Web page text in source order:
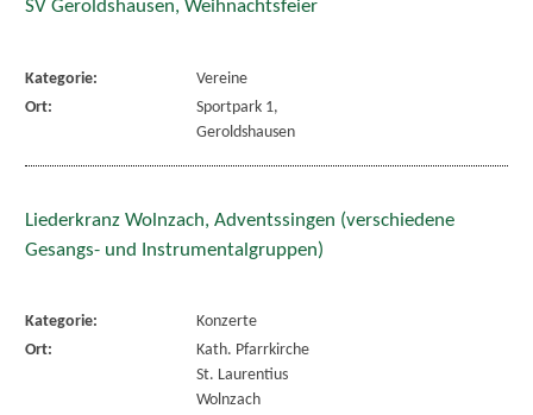
SV Geroldshausen, Weihnachtsfeier
Kategorie:
Vereine
Ort:
Sportpark 1,
Geroldshausen
Liederkranz Wolnzach, Adventssingen (verschiedene
Gesangs- und Instrumentalgruppen)
Kategorie:
Konzerte
Ort:
Kath. Pfarrkirche
St. Laurentius
Wolnzach